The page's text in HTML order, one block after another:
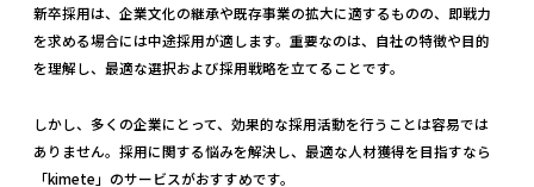
新卒採用は、企業文化の継承や既存事業の拡大に適するものの、即戦力
を求める場合には中途採用が適します。重要なのは、自社の特徴や目的
を理解し、最適な選択および採用戦略を立てることです。
しかし、多くの企業にとって、効果的な採用活動を行うことは容易では
ありません。採用に関する悩みを解決し、最適な人材獲得を目指すなら
「kimete」のサービスがおすすめです。